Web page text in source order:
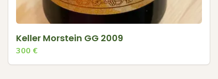
Keller Morstein GG 2009
300 €